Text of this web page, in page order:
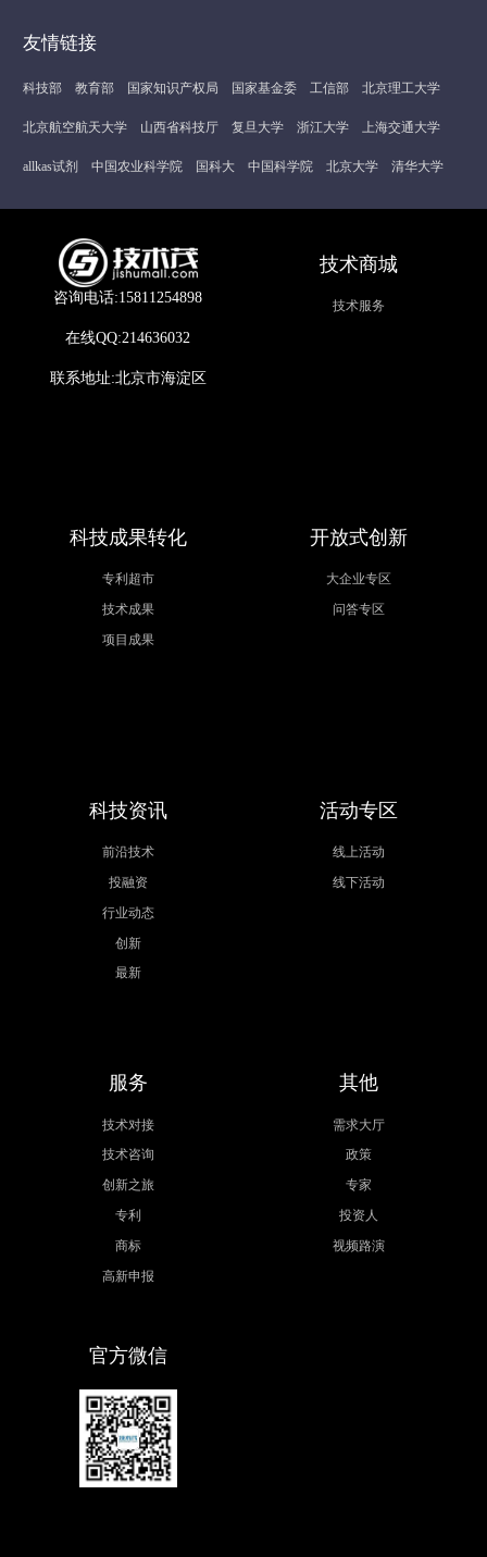
友情链接
科技部 教育部 国家知识产权局 国家基金委 工信部 北京理工大学
北京航空航天大学 山西省科技厅 复旦大学 浙江大学 上海交通大学
allkas试剂 中国农业科学院 国科大 中国科学院 北京大学 清华大学
咨询电话:15811254898
在线QQ:214636032
联系地址:北京市海淀区
技术商城
技术服务
科技成果转化
专利超市
技术成果
项目成果
开放式创新
大企业专区
问答专区
科技资讯
前沿技术
投融资
行业动态
创新
最新
活动专区
线上活动
线下活动
服务
技术对接
技术咨询
创新之旅
专利
商标
高新申报
其他
需求大厅
政策
专家
投资人
视频路演
官方微信